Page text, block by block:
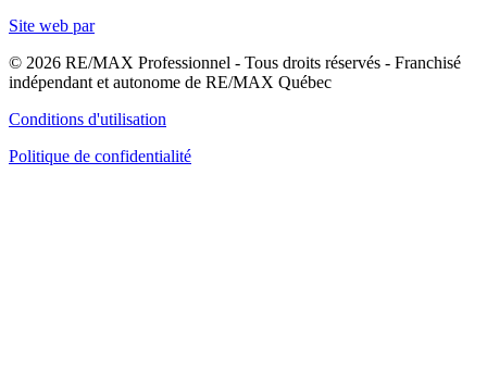
Site web par
© 2026 RE/MAX Professionnel - Tous droits réservés - Franchisé
indépendant et autonome de RE/MAX Québec
Conditions d'utilisation
Politique de confidentialité